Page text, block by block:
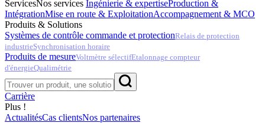
ServicesNos services Ingénierie & expertiseProduction &
IntégrationMise en route & ExploitationAccompagnement & MCO
Produits & Solutions
Systèmes de contrôle commande et protectionRelais de protection
industrieSynchronisation horaire
Produits de mesureVoltmètre sélectifEtalonnage compteur
d'énergieQualimétrie
Carrière
Plus !
ActualitésCas clientsNos partenaires